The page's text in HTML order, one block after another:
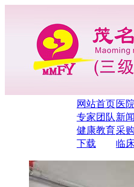
网站首页医
专家团队 新
健康教育采
下载
临